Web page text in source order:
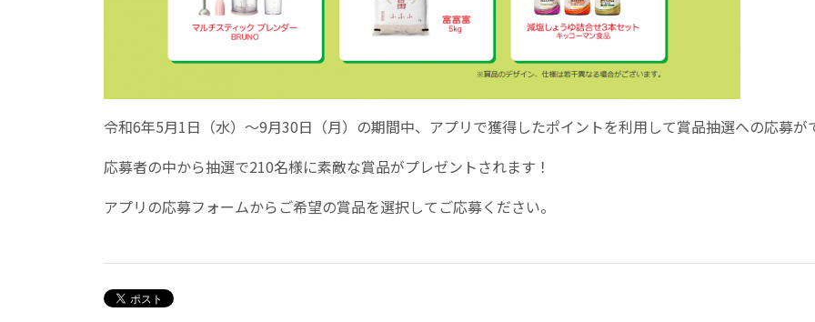
令和6年5月1日（水）～9月30日（月）の期間中、アプリで獲得したポイントを利用して賞品抽選への応募が
応募者の中から抽選で210名様に素敵な賞品がプレゼントされます！
アプリの応募フォームからご希望の賞品を選択してご応募ください。